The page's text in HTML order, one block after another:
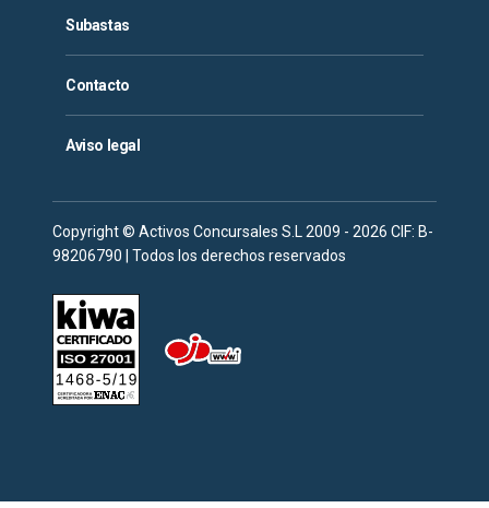
Subastas
Contacto
Aviso legal
Copyright © Activos Concursales S.L 2009 - 2026 CIF: B-
98206790 | Todos los derechos reservados